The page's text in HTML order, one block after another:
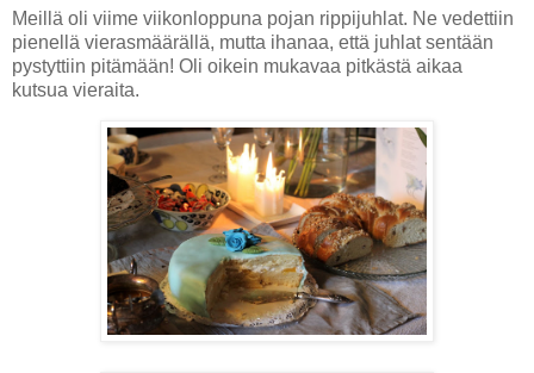
Meillä oli viime viikonloppuna pojan rippijuhlat. Ne vedettiin
pienellä vierasmäärällä, mutta ihanaa, että juhlat sentään
pystyttiin pitämään! Oli oikein mukavaa pitkästä aikaa
kutsua vieraita.